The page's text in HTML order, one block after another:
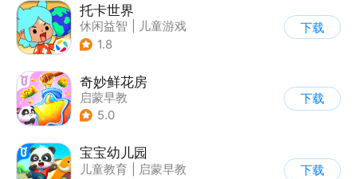
托卡世界
休闲益智
儿童游戏
1.8
下载
奇妙鲜花房
启蒙早教
| 儿童益智游戏
5.0
下载
宝宝幼儿园
儿童教育
启蒙早教
下载